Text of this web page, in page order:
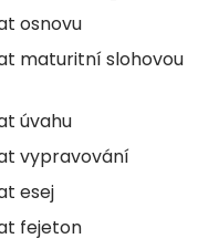
osnovu
maturitní slohovou
úvahu
vypravování
esej
fejeton